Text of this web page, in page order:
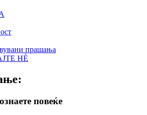
прашања
НÈ
повеќе